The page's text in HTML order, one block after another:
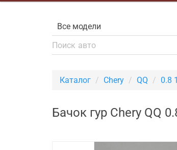
Каталог Chery QQ 0.8
Бачок гур Chery QQ